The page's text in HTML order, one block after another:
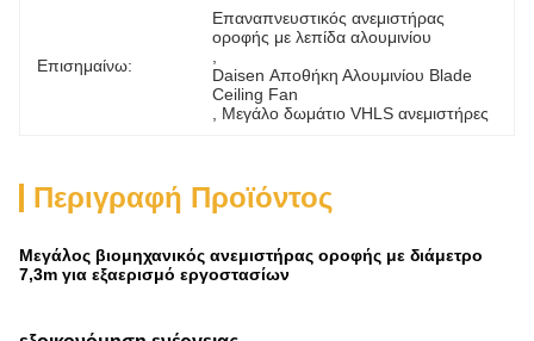
Επισημαίνω:
Επαναπνευστικός ανεμιστήρας
οροφής με λεπίδα αλουμινίου
Daisen Αποθήκη Αλουμινίου Blade
Ceiling Fan
Μεγάλο δωμάτιο VHLS ανεμιστήρες
Περιγραφή Προϊόντος
Μεγάλος βιομηχανικός ανεμιστήρας οροφής με διάμετρο
7,3m για εξαερισμό εργοστασίων